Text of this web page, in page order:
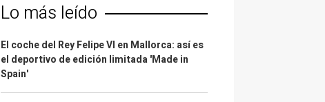
Lo más leído
El coche del Rey Felipe VI en Mallorca: así es
el deportivo de edición limitada 'Made in
Spain'